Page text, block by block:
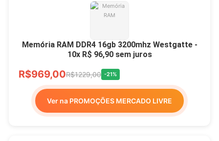
Memória RAM DDR4 16gb 3200mhz Westgatte -
10x R$ 96,90 sem juros
R$969,00R$1229,00 -21%
Ver na PROMOÇÕES MERCADO LIVRE